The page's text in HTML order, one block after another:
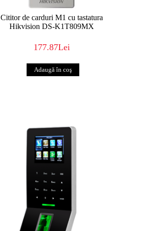
Cititor de carduri M1 cu tastatura
Hikvision DS-K1T809MX
177.87Lei